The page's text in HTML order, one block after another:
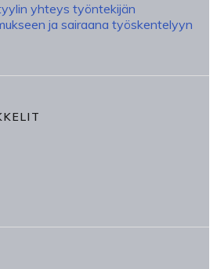
yhteys työntekijän
ja sairaana työskentelyyn